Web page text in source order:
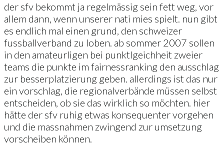
der sfv bekommt ja regelmässig sein fett weg, vor
allem dann, wenn unserer nati mies spielt. nun gibt
es endlich mal einen grund, den schweizer
fussballverband zu loben. ab sommer 2007 sollen
in den amateurligen bei punktlgeichheit zweier
teams die punkte im fairnessranking den ausschlag
zur besserplatzierung geben. allerdings ist das nur
ein vorschlag, die regionalverbände müssen selbst
entscheiden, ob sie das wirklich so möchten. hier
hätte der sfv ruhig etwas konsequenter vorgehen
und die massnahmen zwingend zur umsetzung
vorscheiben können.